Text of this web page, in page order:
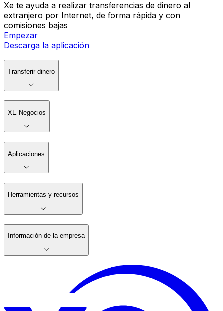
Xe te ayuda a realizar transferencias de dinero al
extranjero por Internet, de forma rápida y con
comisiones bajas
Empezar
Descarga la aplicación
Transferir dinero
XE Negocios
Aplicaciones
Herramientas y recursos
Información de la empresa